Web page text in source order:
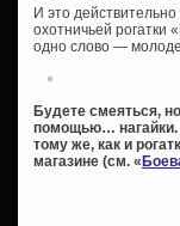
И это
охотничьей рогатки
одно слово —
Будете смеяться,
помощью… нагайки.
тому же, как и
магазине (см. «